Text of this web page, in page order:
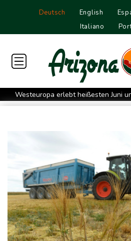
Deutsch English
Italiano
Westeuropa erlebt heißesten Juni
Aufzeichnungen
Trump verzichtet offenbar vorerst
uns zurück"
Trauer um Jorge Messi: Fußballstar
von seinem Vater
Nowitzki trauert um ersten NBA-
Neuer Waldbrand in Südfrankreich:
Feuerwehrleute im Einsatz